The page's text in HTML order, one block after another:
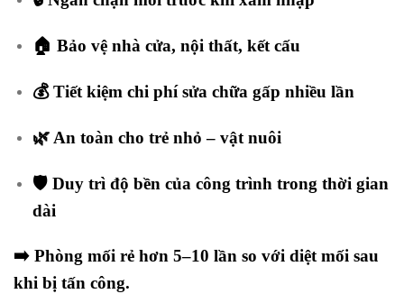
🏠 Bảo vệ nhà cửa, nội thất, kết cấu
💰 Tiết kiệm chi phí sửa chữa gấp nhiều lần
🌿 An toàn cho trẻ nhỏ – vật nuôi
🛡️ Duy trì độ bền của công trình trong thời gian
dài
➡️ Phòng mối rẻ hơn 5–10 lần so với diệt mối sau
khi bị tấn công.